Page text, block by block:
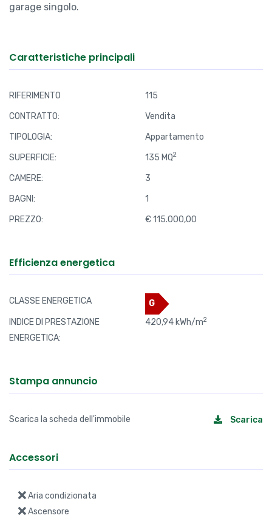
garage singolo.
Caratteristiche principali
RIFERIMENTO
115
CONTRATTO:
Vendita
TIPOLOGIA:
Appartamento
SUPERFICIE:
135 MQ2
CAMERE:
3
BAGNI:
1
PREZZO:
€ 115.000,00
Efficienza energetica
CLASSE ENERGETICA
G
INDICE DI PRESTAZIONE
ENERGETICA:
420,94 kWh/m2
Stampa annuncio
Scarica la scheda dell'immobile Scarica
Accessori
Aria condizionata
Ascensore